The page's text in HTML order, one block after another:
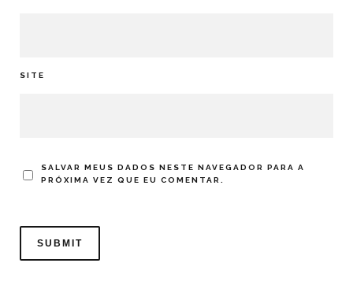
SITE
SALVAR MEUS DADOS NESTE NAVEGADOR PARA A
PRÓXIMA VEZ QUE EU COMENTAR.